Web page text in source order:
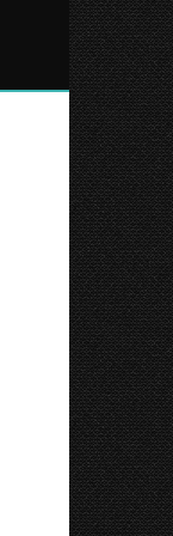
投
稿
ナ
ビ
ゲ
ー
シ
ョ
ン
(4)